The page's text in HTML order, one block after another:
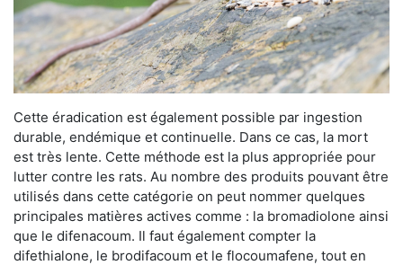
Cette éradication est également possible par ingestion
durable, endémique et continuelle. Dans ce cas, la mort
est très lente. Cette méthode est la plus appropriée pour
lutter contre les rats. Au nombre des produits pouvant être
utilisés dans cette catégorie on peut nommer quelques
principales matières actives comme : la bromadiolone ainsi
que le difenacoum. Il faut également compter la
difethialone, le brodifacoum et le flocoumafene, tout en